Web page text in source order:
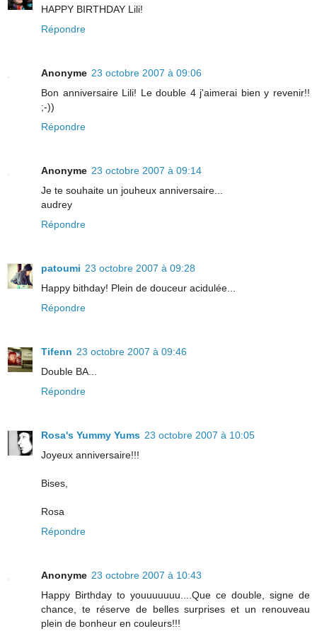
HAPPY BIRTHDAY Lili!
Répondre
Anonyme 23 octobre 2007 à 09:06
Bon anniversaire Lili! Le double 4 j'aimerai bien y revenir!!
;-))
Répondre
Anonyme 23 octobre 2007 à 09:14
Je te souhaite un jouheux anniversaire...
audrey
Répondre
patoumi 23 octobre 2007 à 09:28
Happy bithday! Plein de douceur acidulée...
Répondre
Tifenn 23 octobre 2007 à 09:46
Double BA...
Répondre
Rosa's Yummy Yums 23 octobre 2007 à 10:05
Joyeux anniversaire!!!
Bises,
Rosa
Répondre
Anonyme 23 octobre 2007 à 10:43
Happy Birthday to youuuuuuu....Que ce double, signe de
chance, te réserve de belles surprises et un renouveau
plein de bonheur en couleurs!!!